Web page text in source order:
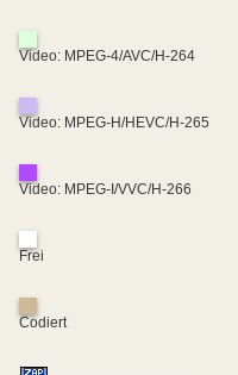
Video: MPEG-4/AVC/H-264
Video: MPEG-H/HEVC/H-265
Video: MPEG-I/VVC/H-266
Frei
Codiert